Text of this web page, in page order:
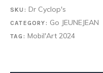
SKU: Dr Cyclop's
CATEGORY: Go JEUNEJEAN
TAG: Mobil'Art 2024